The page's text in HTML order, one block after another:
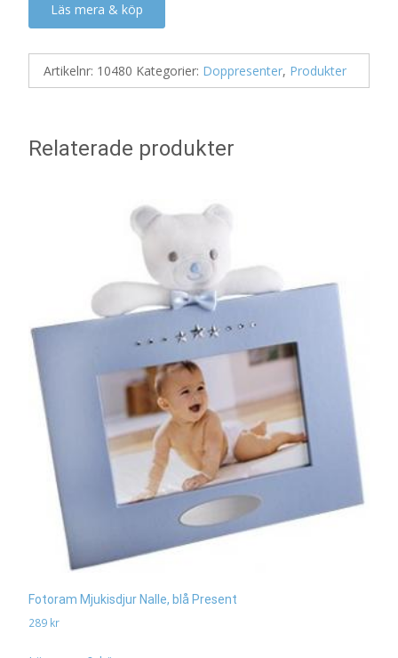
Läs mera & köp
Artikelnr: 10480 Kategorier: Doppresenter, Produkter
Relaterade produkter
Fotoram Mjukisdjur Nalle, blå Present
289 kr